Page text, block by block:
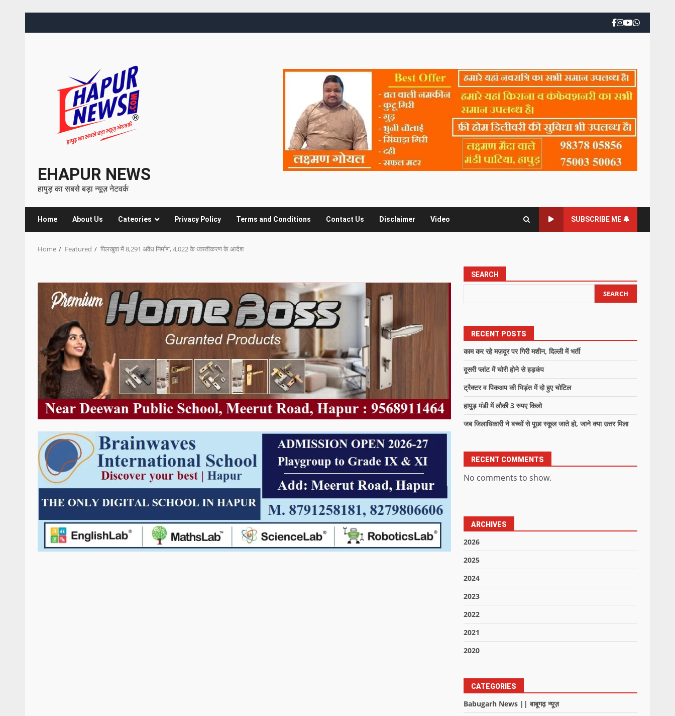
EHAPUR NEWS
हापुड़ का सबसे बड़ा न्यूज़ नेटवर्क
Home About Us Cateories Privacy Policy Terms and Conditions Contact Us Disclaimer Video SUBSCRIBE ME 🔔
Home Featured पिलखुवा में 8,291 अवैध निर्माण, 4,022 के ध्वस्तीकरण के आदेश
SEARCH
SEARCH
RECENT POSTS
काम कर रहे मज़दूर पर गिरी मशीन, दिल्ली में भर्ती
दूसरी प्लांट में चोरी होने से हड़कंप
ट्रैक्टर व पिकअप की भिड़ंत में दो हुए चोटिल
हापुड़ मंडी में लौकी 3 रुपए किलो
जब जिलाधिकारी ने बच्चों से पूछा स्कूल जाते हो, जाने क्या उत्तर मिला
RECENT COMMENTS
No comments to show.
ARCHIVES
2026
2025
2024
2023
2022
2021
2020
CATEGORIES
Babugarh News || बाबूगढ़ न्यूज़